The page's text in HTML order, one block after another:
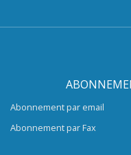
Abonnement par email
Abonnement par Fax